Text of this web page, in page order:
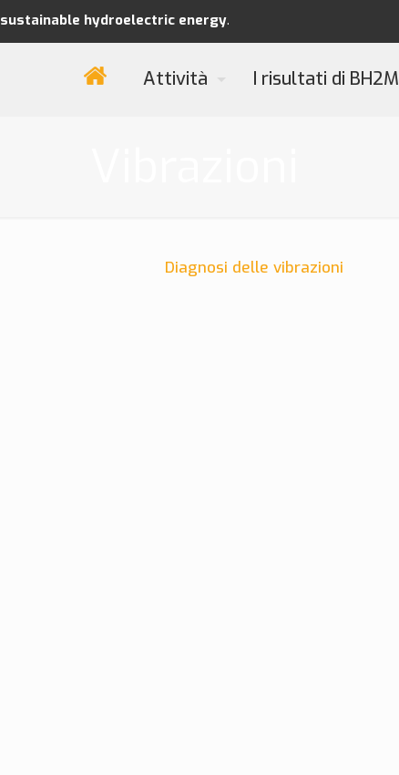
sustainable hydroelectric energy.
Attività I risultati di BH2M
Diagnosi delle vibrazioni